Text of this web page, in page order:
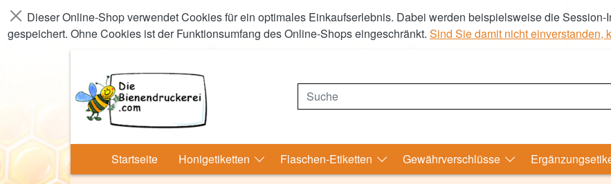
Schließen
Dieser Online-Shop verwendet Cookies für ein optimales Einkaufserlebnis. Dabei werden beispielsweise die
gespeichert. Ohne Cookies ist der Funktionsumfang des Online-Shops eingeschränkt. Sind Sie damit nicht einverstanden,
Suche
Startseite Honigetiketten Flaschen-Etiketten Gewährverschlüsse